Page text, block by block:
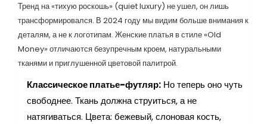
Тренд на «тихую роскошь» (quiet luxury) не ушел, он лишь
трансформировался. В 2024 году мы видим больше внимания к
деталям, а не к логотипам. Женские платья в стиле «Old
Money» отличаются безупречным кроем, натуральными
тканями и приглушенной цветовой палитрой.
Классическое платье-футляр: Но теперь оно чуть
свободнее. Ткань должна струиться, а не
натягиваться. Цвета: бежевый, слоновая кость,